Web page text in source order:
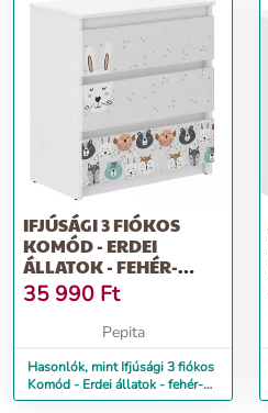
IFJÚSÁGI 3 FIÓKOS
KOMÓD - ERDEI
ÁLLATOK - FEHÉR-
SZÜRKE
35 990 Ft
Pepita
Hasonlók, mint Ifjúsági 3 fiókos
Komód - Erdei állatok - fehér-
szürke